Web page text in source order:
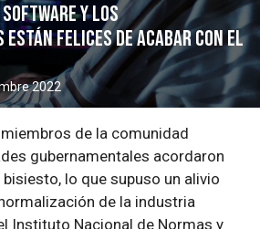
software y los
felices de acabar con el
2022
de la comunidad
gubernamentales acordaron
lo que supuso un alivio
de la industria
Instituto Nacional de Normas y